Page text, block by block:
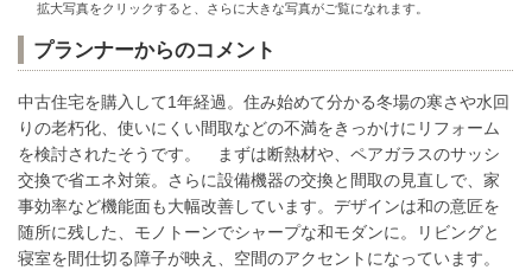
拡大写真をクリックすると、さらに大きな写真がご覧になれます。
プランナーからのコメント
中古住宅を購入して1年経過。住み始めて分かる冬場の寒さや水回
りの老朽化、使いにくい間取などの不満をきっかけにリフォーム
を検討されたそうです。 まずは断熱材や、ペアガラスのサッシ
交換で省エネ対策。さらに設備機器の交換と間取の見直しで、家
事効率など機能面も大幅改善しています。デザインは和の意匠を
随所に残した、モノトーンでシャープな和モダンに。リビングと
寝室を間仕切る障子が映え、空間のアクセントになっています。